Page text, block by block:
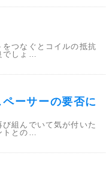
つなぐとコイルの抵抗
でしょ…
ーサーの要否に
組んでいて気が付いた
トとの…